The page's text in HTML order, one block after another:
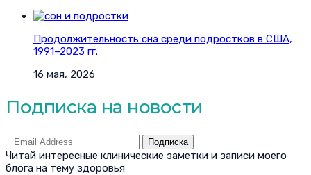
Продолжительность сна среди подростков в США,
1991–2023 гг.
16 мая, 2026
Подписка на новости
Подписка
Читай интересные клинические заметки и записи моего
блога на тему здоровья